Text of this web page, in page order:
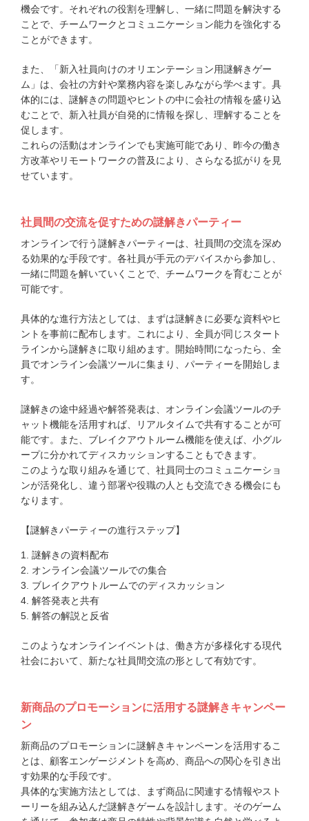
機会です。それぞれの役割を理解し、一緒に問題を解決する
ことで、チームワークとコミュニケーション能力を強化する
ことができます。
また、「新入社員向けのオリエンテーション用謎解きゲー
ム」は、会社の方針や業務内容を楽しみながら学べます。具
体的には、謎解きの問題やヒントの中に会社の情報を盛り込
むことで、新入社員が自発的に情報を探し、理解することを
促します。
これらの活動はオンラインでも実施可能であり、昨今の働き
方改革やリモートワークの普及により、さらなる拡がりを見
せています。
社員間の交流を促すための謎解きパーティー
オンラインで行う謎解きパーティーは、社員間の交流を深め
る効果的な手段です。各社員が手元のデバイスから参加し、
一緒に問題を解いていくことで、チームワークを育むことが
可能です。
具体的な進行方法としては、まずは謎解きに必要な資料やヒ
ントを事前に配布します。これにより、全員が同じスタート
ラインから謎解きに取り組めます。開始時間になったら、全
員でオンライン会議ツールに集まり、パーティーを開始しま
す。
謎解きの途中経過や解答発表は、オンライン会議ツールのチ
ャット機能を活用すれば、リアルタイムで共有することが可
能です。また、ブレイクアウトルーム機能を使えば、小グル
ープに分かれてディスカッションすることもできます。
このような取り組みを通じて、社員同士のコミュニケーショ
ンが活発化し、違う部署や役職の人とも交流できる機会にも
なります。
【謎解きパーティーの進行ステップ】
謎解きの資料配布
オンライン会議ツールでの集合
ブレイクアウトルームでのディスカッション
解答発表と共有
解答の解説と反省
このようなオンラインイベントは、働き方が多様化する現代
社会において、新たな社員間交流の形として有効です。
新商品のプロモーションに活用する謎解きキャンペー
ン
新商品のプロモーションに謎解きキャンペーンを活用するこ
とは、顧客エンゲージメントを高め、商品への関心を引き出
す効果的な手段です。
具体的な実施方法としては、まず商品に関連する情報やスト
ーリーを組み込んだ謎解きゲームを設計します。そのゲーム